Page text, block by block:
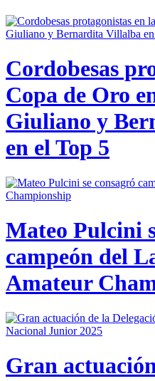
Cordobesas
Copa de Oro
Giuliano y
en el Top 5
Mateo Pulcini
campeón del
Amateur
Gran